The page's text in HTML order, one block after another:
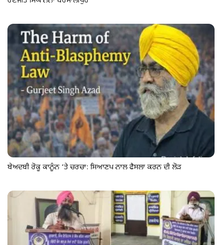
ਬੇਅਦਬੀ ਰੋਕੂ ਕਾਨੂੰਨ ‘ਤੇ ਚਰਚਾ: ਸਿਆਣਪ ਨਾਲ ਫੈਸਲਾ ਕਰਨ ਦੀ ਲੋੜ